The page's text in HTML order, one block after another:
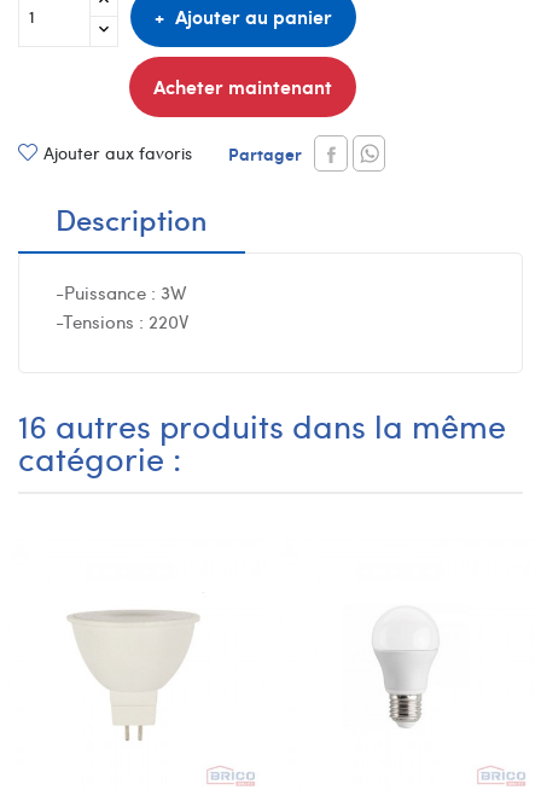
Ajouter au panier
Acheter maintenant
Ajouter aux favoris Partager
Description
-Puissance : 3W
-Tensions : 220V
16 autres produits dans la même
catégorie :